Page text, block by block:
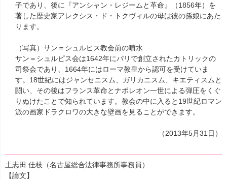
子であり、後に『アンシャン・レジームと革命』（1856年）を
著した歴史家アレクシス・ド・トクヴィルの母は彼の孫娘にあた
ります。
（写真）サン＝シュルピス教会前の噴水
サン＝シュルピス会は1642年にパリで創立されたカトリックの
司祭会であり、1664年にはローマ教皇から認可を受けていま
す。18世紀にはジャンセニスム、ガリカニスム、キエティスムと
闘い、その後はフランス革命とナポレオン一世による弾圧をくぐ
りぬけたことで知られています。教会の中に入ると19世紀ロマン
派の画家ドラクロワの大きな壁画を見ることができます。
（2013年5月31日）
土志田 佳枝（名古屋総合法律事務所事務員）
【論文】